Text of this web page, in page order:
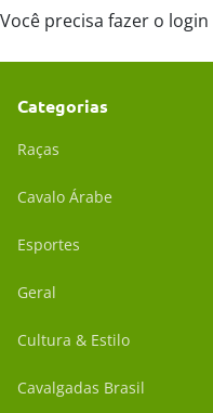
Você precisa fazer o login
Categorias
Raças
Cavalo Árabe
Esportes
Geral
Cultura & Estilo
Cavalgadas Brasil